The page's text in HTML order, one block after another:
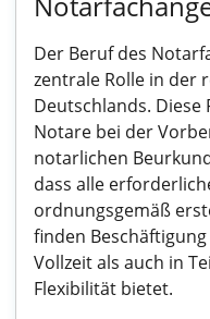
Der Beruf des
zentrale Rolle in der
Deutschlands.
Notare bei der
notarlichen
dass alle
ordnungsgemäß
finden
Vollzeit als auch in
Flexibilität bietet.